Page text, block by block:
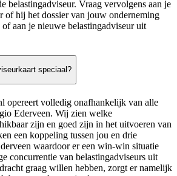
belastingadviseur. Vraag vervolgens aan je
of hij het dossier van jouw onderneming
aan je nieuwe belastingadviseur uit
speciaal?
opereert volledig onafhankelijk van alle
Ederveen. Wij zien welke
zijn en goed zijn in het uitvoeren van
een koppeling tussen jou en drie
waardoor er een win-win situatie
concurrentie van belastingadviseurs uit
graag willen hebben, zorgt er namelijk